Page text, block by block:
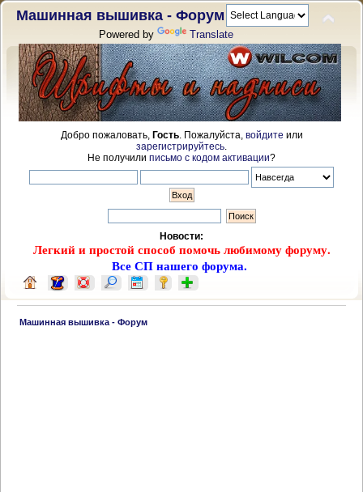
Машинная вышивка - Форум
Powered by Translate
Добро пожаловать, Гость. Пожалуйста, войдите или
зарегистрируйтесь
Не получили письмо с кодом активации?
Новости:
Легкий и простой способ помочь любимому форуму.
Все СП нашего форума.
Машинная вышивка - Форум